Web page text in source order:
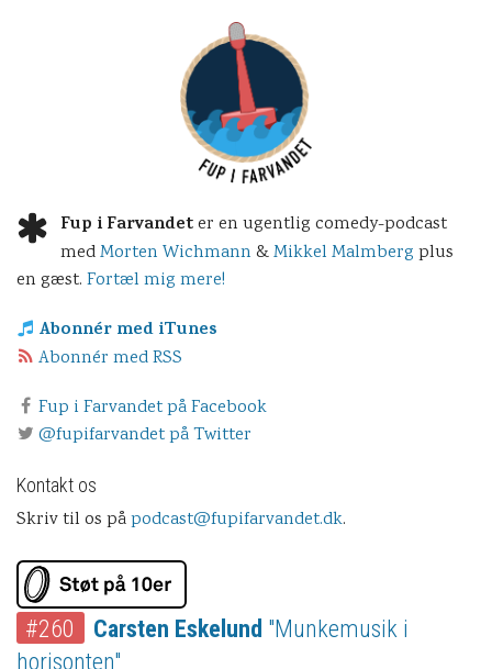
Fup i Farvandeter en ugentlig comedy-podcast
medMorten Wichmann &Mikkel Malmberg plus
en gæst. Fortæl mig mere!
Abonnér med iTunes
Abonnér med RSS
Fup i Farvandet på Facebook
@fupifarvandet på Twitter
Kontakt os
Skriv til os påpodcast@fupifarvandet.dk.
#260 Carsten Eskelund "Munkemusik i
horisonten"